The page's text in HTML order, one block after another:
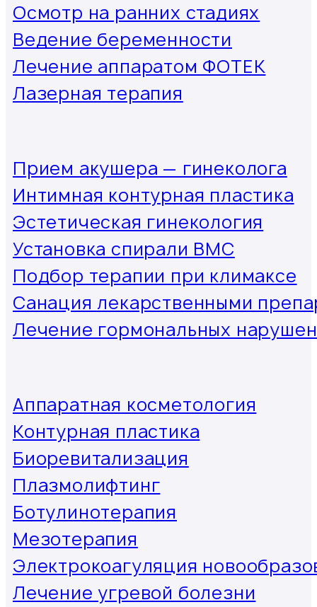
Осмотр на ранних стадиях
Ведение беременности
Лечение аппаратом ФОТЕК
Лазерная терапия
Прием акушера — гинеколога
Интимная контурная пластика
Эстетическая гинекология
Установка спирали ВМС
Подбор терапии при климаксе
Санация лекарственными
Лечение гормональных
Аппаратная косметология
Контурная пластика
Биоревитализация
Плазмолифтинг
Ботулинотерапия
Мезотерапия
Электрокоагуляция
Лечение угревой болезни